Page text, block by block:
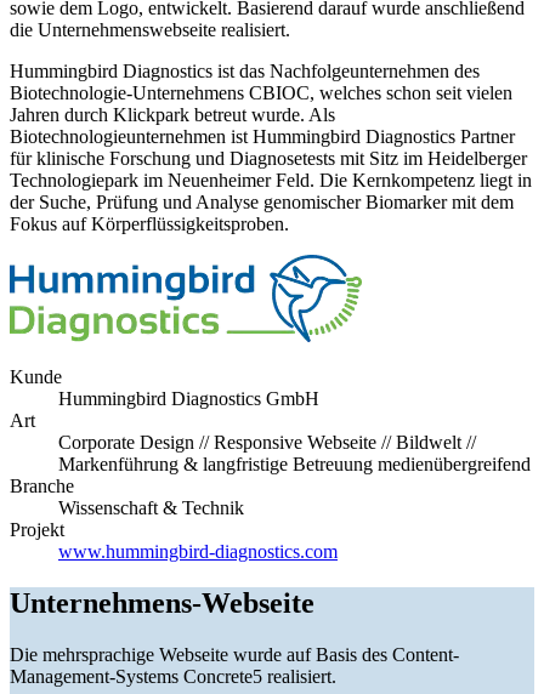
sowie dem Logo, entwickelt. Basierend darauf wurde anschließend
die Unternehmenswebseite realisiert.
Hummingbird Diagnostics ist das Nachfolgeunternehmen des
Biotechnologie-Unternehmens CBIOC, welches schon seit vielen
Jahren durch Klickpark betreut wurde. Als
Biotechnologieunternehmen ist Hummingbird Diagnostics Partner
für klinische Forschung und Diagnosetests mit Sitz im Heidelberger
Technologiepark im Neuenheimer Feld. Die Kernkompetenz liegt in
der Suche, Prüfung und Analyse genomischer Biomarker mit dem
Fokus auf Körperflüssigkeitsproben.
Kunde
Hummingbird Diagnostics GmbH
Art
Corporate Design // Responsive Webseite // Bildwelt //
Markenführung & langfristige Betreuung medienübergreifend
Branche
Wissenschaft & Technik
Projekt
www.hummingbird-diagnostics.com
Unternehmens-Webseite
Die mehrsprachige Webseite wurde auf Basis des Content-
Management-Systems Concrete5 realisiert.